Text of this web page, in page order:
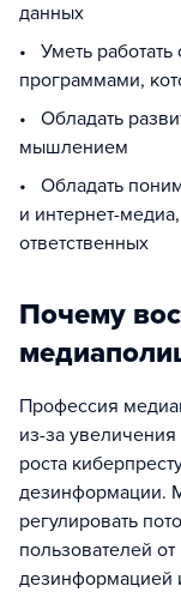
данных
• Уметь
программами,
• Обладать
мышлением
• Обладать
и интернет-
ответственных
Почему
Профессия
из-за
роста
дезинформации.
регулировать
пользователей
дезинформацией